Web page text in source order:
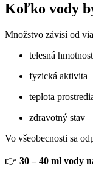
Koľko vody
Množstvo závisí od
telesná
fyzická aktivita
teplota
zdravotný stav
Vo všeobecnosti sa
👉 30 – 40 ml vody